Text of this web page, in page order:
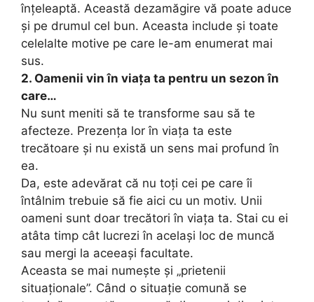
înțeleaptă. Această dezamăgire vă poate aduce
și pe drumul cel bun. Aceasta include și toate
celelalte motive pe care le-am enumerat mai
sus.
2. Oamenii vin în viața ta pentru un sezon în
care…
Nu sunt meniti să te transforme sau să te
afecteze. Prezența lor în viața ta este
trecătoare și nu există un sens mai profund în
ea.
Da, este adevărat că nu toți cei pe care îi
întâlnim trebuie să fie aici cu un motiv. Unii
oameni sunt doar trecători în viața ta. Stai cu ei
atâta timp cât lucrezi în același loc de muncă
sau mergi la aceeași facultate.
Aceasta se mai numește și „prietenii
situaționale”. Când o situație comună se